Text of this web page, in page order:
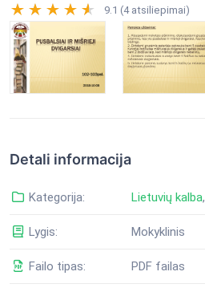
9.1 (4 atsiliepimai)
Detali informacija
Kategorija: Lietuvių kalba,
Lygis: Mokyklinis
Failo tipas: PDF failas